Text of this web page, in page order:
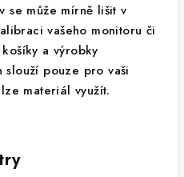
se může mírně lišit v
vašeho monitoru či
a výrobky
pouze pro vaši
materiál využít.